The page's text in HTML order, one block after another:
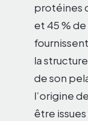
protéines
et 45 %
la
de son
l’origine
être issues